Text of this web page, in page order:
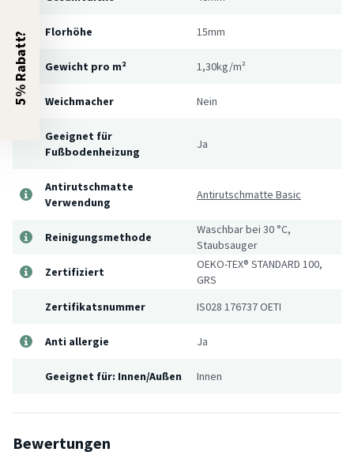
Florhöhe 15mm
Gewicht pro m² 1,30kg/m²
Weichmacher Nein
Geeignet für
Fußbodenheizung
Ja
Antirutschmatte
Verwendung
Antirutschmatte Basic
Reinigungsmethode
Waschbar bei 30 °C,
Staubsauger
Zertifiziert
OEKO-TEX® STANDARD 100,
GRS
Zertifikatsnummer
IS028 176737 OETI
Anti allergie Ja
Geeignet für: Innen/Außen Innen
Bewertungen
5% Rabatt?